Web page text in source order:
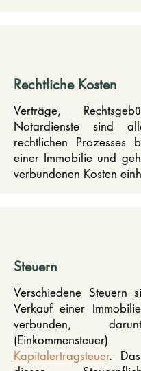
Rechtliche Kosten
Verträge,
Notardienste sind
rechtlichen Prozesses
einer Immobilie und
verbundenen Kosten
Steuern
Verschiedene Steuern
Verkauf einer
verbunden,
Kapitalertragsteuer. Das